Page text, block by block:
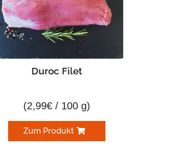
Duroc Filet
(2,99€ / 100 g)
Zum Produkt